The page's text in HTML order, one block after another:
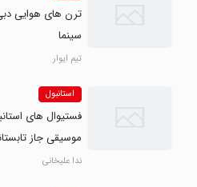
ترن های هوایی
سینما
تیم ایوار
استانبول
فستیوال های
موسیقی جاز
ندا علیخانی